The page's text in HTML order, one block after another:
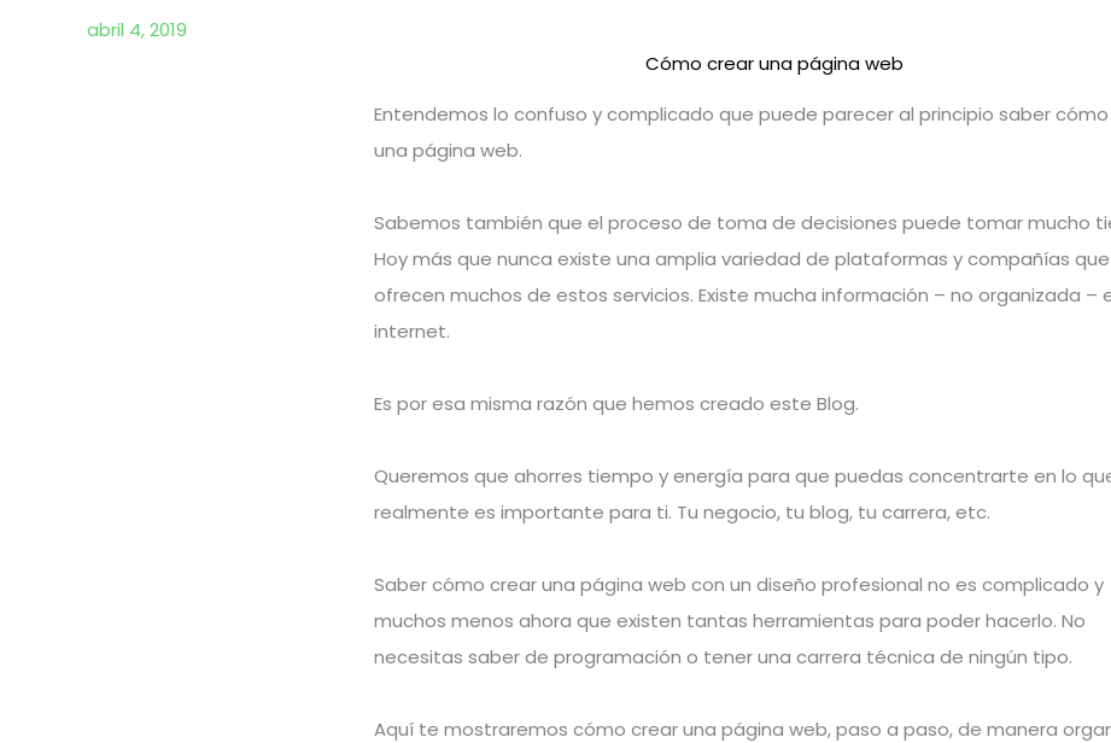
abril 4, 2019
Cómo crear una página web
Entendemos lo confuso y complicado que puede parecer al principio saber
una página web.
Sabemos también que el proceso de toma de decisiones puede tomar mucho
Hoy más que nunca existe una amplia variedad de plataformas y compañías que
ofrecen muchos de estos servicios. Existe mucha información – no organizada –
internet.
Es por esa misma razón que hemos creado este Blog.
Queremos que ahorres tiempo y energía para que puedas concentrarte en lo
realmente es importante para ti. Tu negocio, tu blog, tu carrera, etc.
Saber cómo crear una página web con un diseño profesional no es complicado y
muchos menos ahora que existen tantas herramientas para poder hacerlo. No
necesitas saber de programación o tener una carrera técnica de ningún tipo.
Aquí te mostraremos cómo crear una página web, paso a paso, de manera